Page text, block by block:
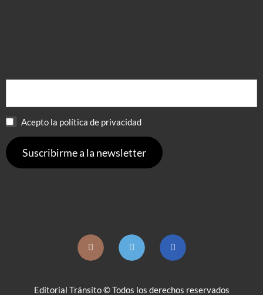
Acepto la política de privacidad
Editorial Tránsito © Todos los derechos reservados